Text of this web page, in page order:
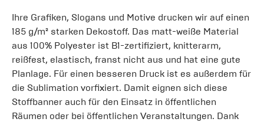
Ihre Grafiken, Slogans und Motive drucken wir auf einen
185 g/m² starken Dekostoff. Das matt-weiße Material
aus 100% Polyester ist B1-zertifiziert, knitterarm,
reißfest, elastisch, franst nicht aus und hat eine gute
Planlage. Für einen besseren Druck ist es außerdem für
die Sublimation vorfixiert. Damit eignen sich diese
Stoffbanner auch für den Einsatz in öffentlichen
Räumen oder bei öffentlichen Veranstaltungen. Dank